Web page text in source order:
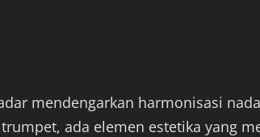
mendengarkan harmonisasi
ada elemen estetika yang